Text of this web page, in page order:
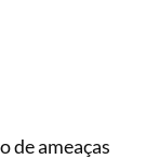
de ameaças